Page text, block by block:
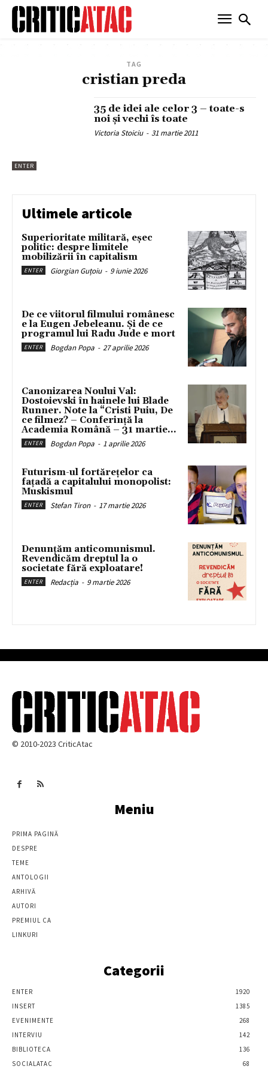
TAG
cristian preda
ENTER
35 de idei ale celor 3 – toate-s
noi şi vechi îs toate
Victoria Stoiciu - 31 martie 2011
Ultimele articole
Superioritate militară, eșec
politic: despre limitele
mobilizării în capitalism
ENTER Giorgian Guțoiu - 9 iunie 2026
De ce viitorul filmului românesc
e la Eugen Jebeleanu. Și de ce
programul lui Radu Jude e mort
ENTER Bogdan Popa - 27 aprilie 2026
Canonizarea Noului Val:
Dostoievski în hainele lui Blade
Runner. Note la “Cristi Puiu, De
ce filmez? – Conferință la
Academia Română – 31 martie...
ENTER Bogdan Popa - 1 aprilie 2026
Futurism-ul fortărețelor ca
fațadă a capitalului monopolist:
Muskismul
ENTER Stefan Tiron - 17 martie 2026
Denunțăm anticomunismul.
Revendicăm dreptul la o
societate fără exploatare!
ENTER Redacția - 9 martie 2026
© 2010-2023 CriticAtac
Meniu
PRIMA PAGINĂ
DESPRE
TEME
ANTOLOGII
ARHIVĂ
AUTORI
PREMIUL CA
LINKURI
Categorii
ENTER
1920
INSERT
1385
EVENIMENTE
268
INTERVIU
142
BIBLIOTECA
136
SOCIALATAC
68